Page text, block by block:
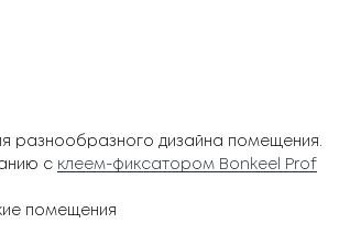
разнообразного дизайна помещения.
с клеем-фиксатором Bonkeel Prof
помещения